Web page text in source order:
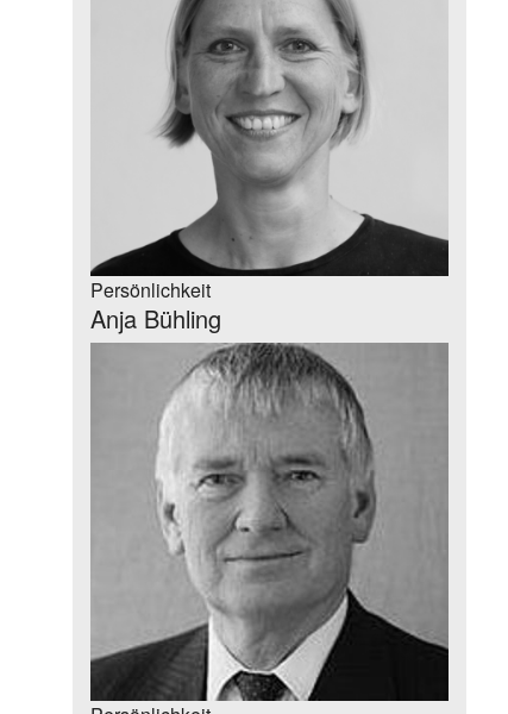
Persönlichkeit
Anja Bühling